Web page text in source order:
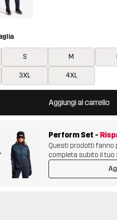
S M
3XL 4XL
Aggiungi al carrello
una finestra modale per
Perform Set -
Questi prodotti fanno
completa subito il tuo